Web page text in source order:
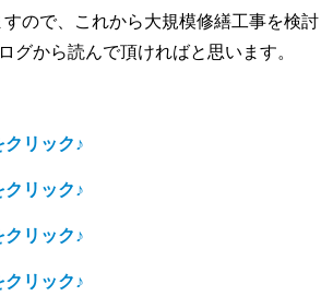
ので、これから大規模修繕工事を検討
グから読んで頂ければと思います。
リック♪
ック♪
リック♪
リック♪